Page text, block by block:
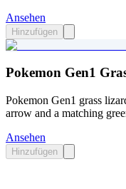
Ansehen
Hinzufügen
Pokemon Gen1
Pokemon Gen1 grass
arrow and a matching
Ansehen
Hinzufügen